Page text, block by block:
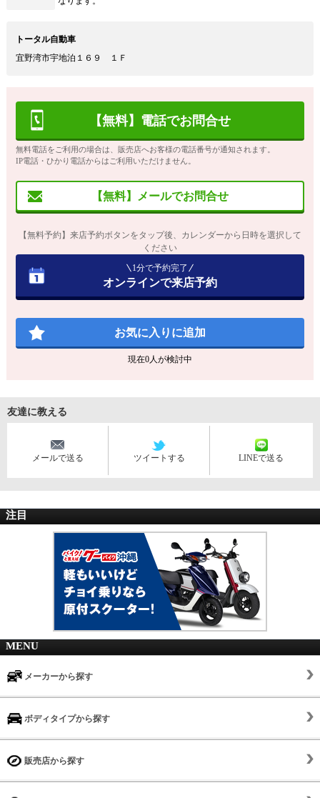
トータル自動車
宜野湾市宇地泊１６９ １Ｆ
【無料】電話でお問合せ
無料電話をご利用の場合は、販売店へお客様の電話番号が通知されます。
IP電話・ひかり電話からはご利用いただけません。
【無料】メールでお問合せ
【無料予約】来店予約ボタンをタップ後、カレンダーから日時を選択して
ください
1分で予約完了
オンラインで来店予約
お気に入りに追加
現在0人が検討中
友達に教える
メールで送る ツイートする LINEで送る
注目
MENU
メーカーから探す
ボディタイプから探す
販売店から探す